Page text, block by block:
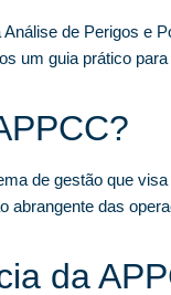
de Perigos e
um guia prático
de gestão que
abrangente das
da